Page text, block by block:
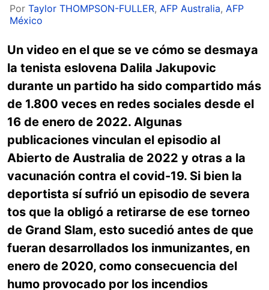
Por Taylor THOMPSON-FULLER, AFP Australia, AFP
México
Un video en el que se ve cómo se desmaya
la tenista eslovena Dalila Jakupovic
durante un partido ha sido compartido más
de 1.800 veces en redes sociales desde el
16 de enero de 2022. Algunas
publicaciones vinculan el episodio al
Abierto de Australia de 2022 y otras a la
vacunación contra el covid-19. Si bien la
deportista sí sufrió un episodio de severa
tos que la obligó a retirarse de ese torneo
de Grand Slam, esto sucedió antes de que
fueran desarrollados los inmunizantes, en
enero de 2020, como consecuencia del
humo provocado por los incendios